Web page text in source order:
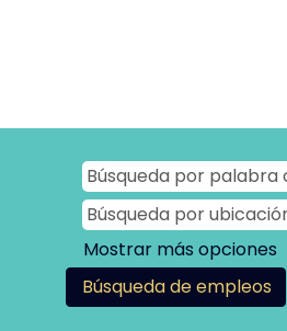
Mostrar más opciones